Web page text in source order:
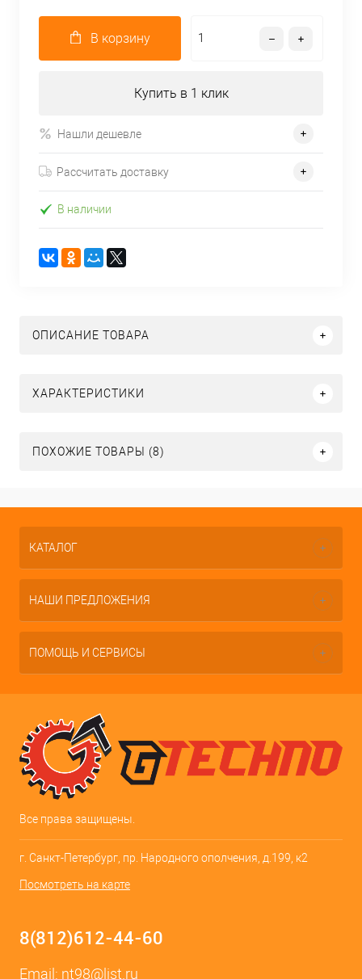
В корзину
Купить в 1 клик
Нашли дешевле
Рассчитать доставку
В наличии
ОПИСАНИЕ ТОВАРА
ХАРАКТЕРИСТИКИ
ПОХОЖИЕ ТОВАРЫ (8)
КАТАЛОГ
НАШИ ПРЕДЛОЖЕНИЯ
ПОМОЩЬ И СЕРВИСЫ
Все права защищены.
г. Санкт-Петербург, пр. Народного ополчения, д.199, к2
Посмотреть на карте
8(812)612-44-60
Email: nt98@list.ru